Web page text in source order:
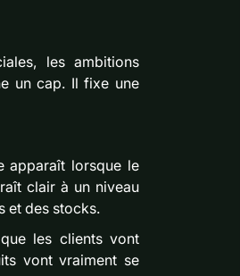
les ambitions
un cap. Il fixe une
apparaît lorsque le
clair à un niveau
et des stocks.
les clients vont
vont vraiment se